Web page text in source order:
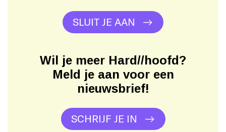
SLUIT JE AAN
Wil je meer Hard//hoofd?
Meld je aan voor een
nieuwsbrief!
SCHRIJF JE IN